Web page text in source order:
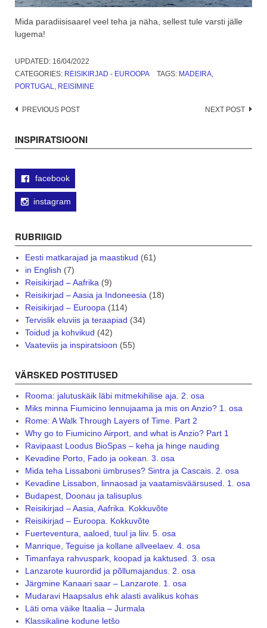
Mida paradiisisaarel veel teha ja näha, sellest tule varsti jälle
lugema!
UPDATED: 16/04/2022
CATEGORIES: REISIKIRJAD - EUROOPA TAGS: MADEIRA,
PORTUGAL, REISIMINE
Post
PREVIOUS POST NEXT POST
INSPIRATSIOONI
facebook
instagram
RUBRIIGID
Eesti matkarajad ja maastikud (61)
in English (7)
Reisikirjad – Aafrika(9)
Reisikirjad – Aasia ja Indoneesia(18)
Reisikirjad – Euroopa(114)
Tervislik eluviis ja teraapiad (34)
Toidud ja kohvikud (42)
Vaateviis ja inspiratsioon (55)
VÄRSKED POSTITUSED
Rooma: jalutuskäik läbi mitmekihilise aja. 2. osa
Miks minna Fiumicino lennujaama ja mis on Anzio? 1. osa
Rome: A Walk Through Layers of Time. Part 2
Why go to Fiumicino Airport, and what is Anzio? Part 1
Ravipaast Loodus BioSpas – keha ja hinge nauding
Kevadine Porto, Fado ja ookean. 3. osa
Mida teha Lissaboni ümbruses? Sintra ja Cascais. 2. osa
Kevadine Lissabon, linnaosad ja vaatamisväärsused. 1. osa
Budapest, Doonau ja talisuplus
Reisikirjad – Aasia, Aafrika. Kokkuvõte
Reisikirjad – Euroopa. Kokkuvõte
Fuerteventura, aaloed, tuul ja liiv. 5. osa
Manrique, Teguise ja kollane allveelaev. 4. osa
Timanfaya rahvuspark, koopad ja kaktused. 3. osa
Lanzarote kuurordid ja põllumajandus. 2. osa
Järgmine Kanaari saar – Lanzarote. 1. osa
Mudaravi Haapsalus ehk alasti avalikus kohas
Läti oma väike Itaalia – Jurmala
Klassikaline kodune letšo